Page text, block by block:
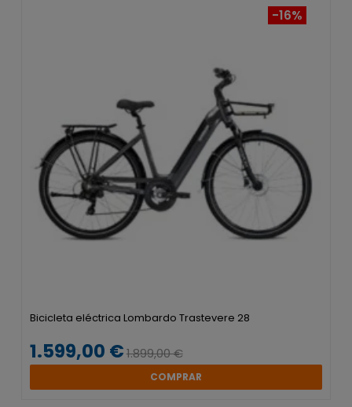
-16%
Bicicleta eléctrica Lombardo Trastevere 28
1.599,00 €1.899,00 €
COMPRAR